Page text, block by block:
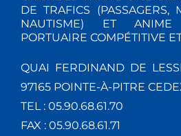
DE TRAFICS (PASSAGERS,
NAUTISME) ET
PORTUAIRE COMPÉTITIVE
QUAI FERDINAND DE
97165 POINTE-À-PITRE
TEL : 05.90.68.61.70
FAX : 05.90.68.61.71